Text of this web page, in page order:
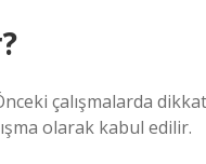
çalışmalarda
olarak kabul edilir.